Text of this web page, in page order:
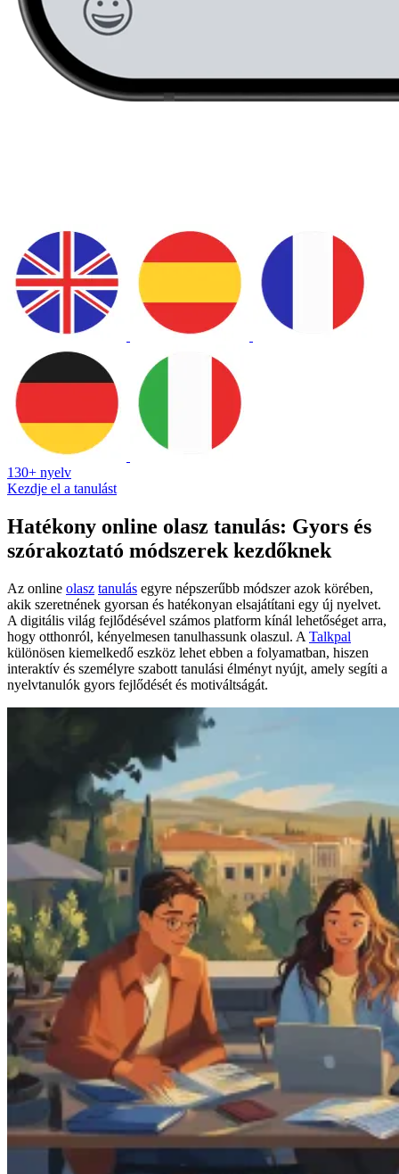
130+ nyelv
Kezdje el a tanulást
Hatékony online olasz tanulás: Gyors és
szórakoztató módszerek kezdőknek
Az online olasz tanulás egyre népszerűbb módszer azok körében,
akik szeretnének gyorsan és hatékonyan elsajátítani egy új nyelvet.
A digitális világ fejlődésével számos platform kínál lehetőséget arra,
hogy otthonról, kényelmesen tanulhassunk olaszul. A Talkpal
különösen kiemelkedő eszköz lehet ebben a folyamatban, hiszen
interaktív és személyre szabott tanulási élményt nyújt, amely segíti a
nyelvtanulók gyors fejlődését és motiváltságát.